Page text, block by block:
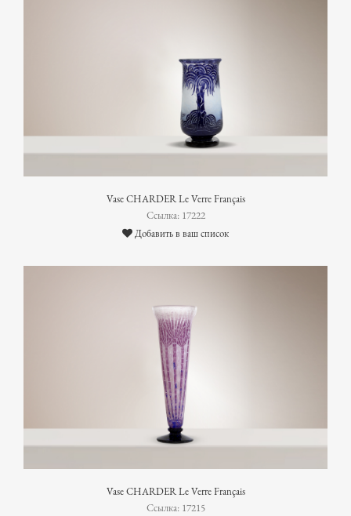
Vase CHARDER Le Verre Français
Ссылка: 17222
Добавить в ваш список
Vase CHARDER Le Verre Français
Ссылка: 17215